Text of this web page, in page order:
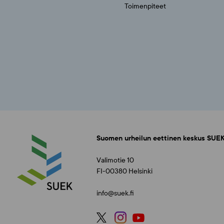
Toimenpiteet
Suomen urheilun eettinen keskus
Valimotie 10
FI-00380 Helsinki
info@suek.fi